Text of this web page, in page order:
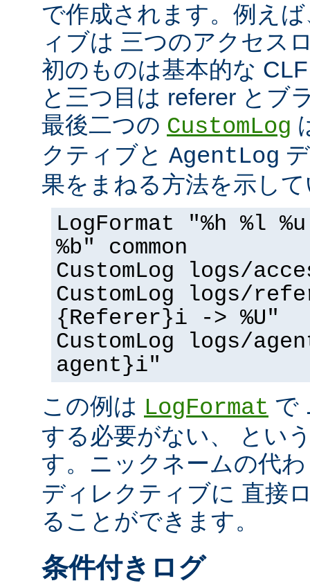
で作成されます。例え
ィブは 三つのアクセス
初のものは基本的な
と三つ目は referer とブ
最後二つの CustomLog
クティブと AgentLog
果をまねる方法を示し
LogFormat "%h %l
%b" common
CustomLog logs/
CustomLog logs/
{Referer}i -> %U"
CustomLog logs/
agent}i"
この例は LogFormat で
する必要がない、 とい
す。ニックネームの代
ディレクティブに 直接
ることができます。
条件付きログ